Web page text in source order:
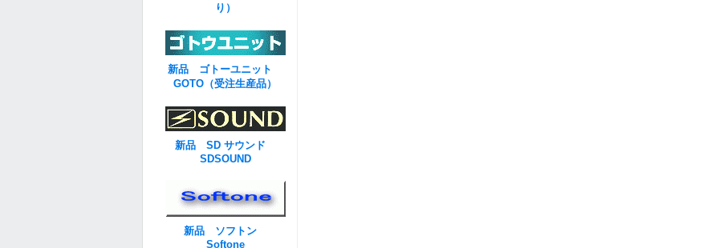
り）
新品 ゴトーユニット
GOTO（受注生産品）
新品 SD サウンド
SDSOUND
新品 ソフトン
Softone